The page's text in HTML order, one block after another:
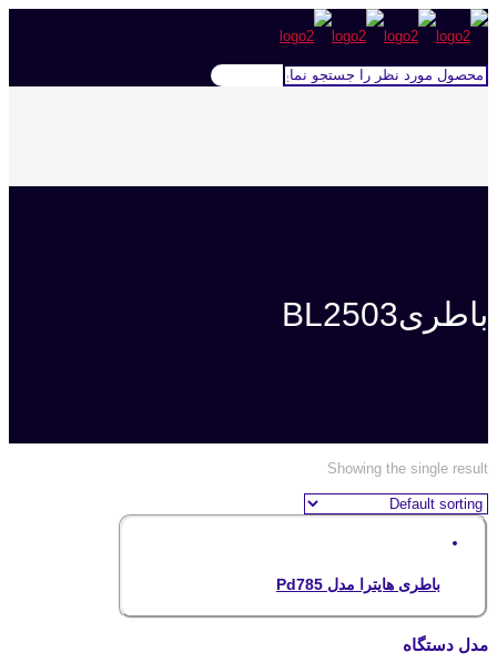
باطریBL2503
Showing the single result
باطری هایترا مدل Pd785
مدل دستگاه